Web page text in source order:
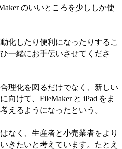
のいいところを少ししか使
化したり便利になったりするこ
一緒にお手伝いさせてくださ
理化を図るだけでなく、新しい
向けて、FileMaker と iPad をま
えるようになったという。
なく、生産者と小売業者をより
きたいと考えています。たとえ